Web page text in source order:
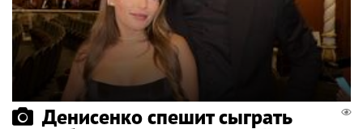
Денисенко спешит сыграть